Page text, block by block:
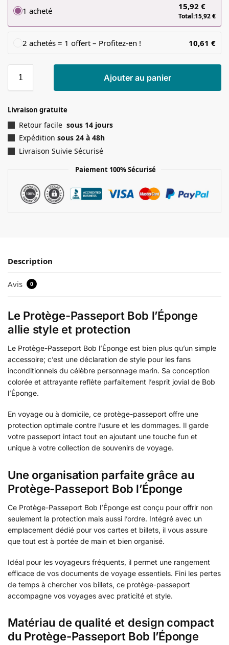
1 acheté 15,92 €
Total:15,92€
2 achetés = 1 offert – Profitez-en ! 10,61 €
Ajouter au panier
Livraison gratuite
Retour facile sous 14 jours
Expédition sous 24 à 48h
Livraison Suivie Sécurisé
Paiement 100% Sécurisé
Description
Avis 0
Le Protège-Passeport Bob l’Éponge
allie style et protection
Le Protège-Passeport Bob l’Éponge est bien plus qu’un simple
accessoire; c’est une déclaration de style pour les fans
inconditionnels du célèbre personnage marin. Sa conception
colorée et attrayante reflète parfaitement l’esprit jovial de Bob
l’Éponge.
En voyage ou à domicile, ce protège-passeport offre une
protection optimale contre l’usure et les dommages. Il garde
votre passeport intact tout en ajoutant une touche fun et
unique à votre collection de souvenirs de voyage.
Une organisation parfaite grâce au
Protège-Passeport Bob l’Éponge
Ce Protège-Passeport Bob l’Éponge est conçu pour offrir non
seulement la protection mais aussi l’ordre. Intégré avec un
emplacement dédié pour vos cartes et billets, il vous assure
que tout est à portée de main et bien organisé.
Idéal pour les voyageurs fréquents, il permet une rangement
efficace de vos documents de voyage essentiels. Fini les pertes
de temps à chercher vos billets, ce protège-passeport
accompagne vos voyages avec praticité et style.
Matériau de qualité et design compact
du Protège-Passeport Bob l’Éponge